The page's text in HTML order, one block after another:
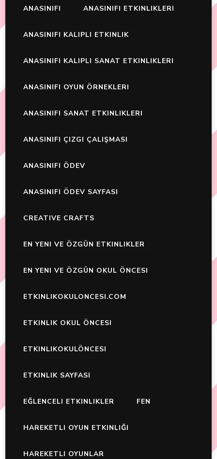
ANASINIFI ANASINIFI ETKINLIKLERI
ANASINIFI KALIPLI ETKINLIK
ANASINIFI KALIPLI SANAT ETKINLIKLERI
ANASINIFI OYUN ÖRNEKLERI
ANASINIFI SANAT ETKINLIKLERI
ANASINIFI ÇIZGI ÇALIŞMASI
ANASINIFI ÖDEV
ANASINIFI ÖDEV SAYFASI
CREATIVE CRAFTS
EN YENI VE ÖZGÜN ETKINLIKLER
EN YENI VE ÖZGÜN OKUL ÖNCESI
ETKINLIKOKULONCESI.COM
ETKINLIK OKUL ÖNCESI
ETKINLIKOKULÖNCESI
ETKINLIK SAYFASI
EĞLENCELI ETKINLIKLER FEN
HAREKETLI OYUN ETKINLIĞI
HAREKETLI OYUNLAR